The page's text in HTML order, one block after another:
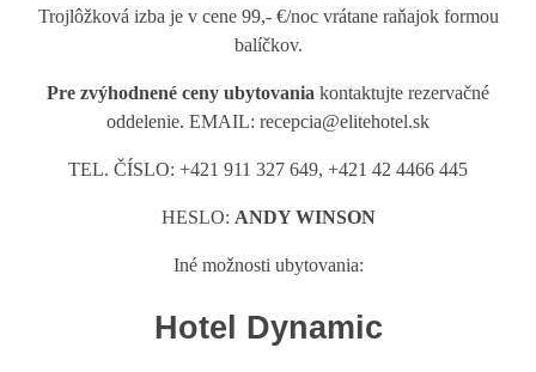
Trojlôžková izba je v cene 99,- €/noc vrátane raňajok formou
balíčkov.
Pre zvýhodnené ceny ubytovania kontaktujte rezervačné
oddelenie. EMAIL: recepcia@elitehotel.sk
TEL. ČÍSLO: +421 911 327 649, +421 42 4466 445
HESLO: ANDY WINSON
Iné možnosti ubytovania:
Hotel Dynamic